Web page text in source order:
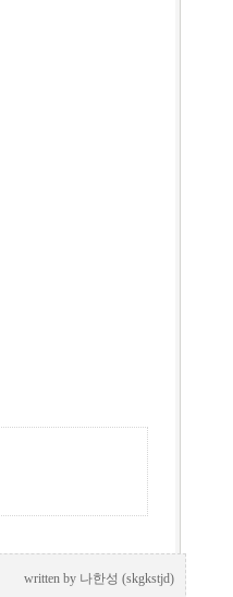
written by 나한성 (skgkstjd)